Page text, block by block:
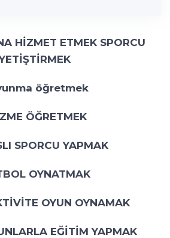
HİZMET ETMEK SPORCU
öğretmek
ÖĞRETMEK
SPORCU YAPMAK
OYNATMAK
OYUN OYNAMAK
EĞİTİM YAPMAK